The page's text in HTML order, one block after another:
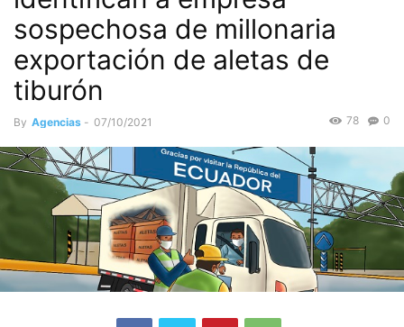
sospechosa de millonaria
exportación de aletas de
tiburón
By Agencias - 07/10/2021 0
78